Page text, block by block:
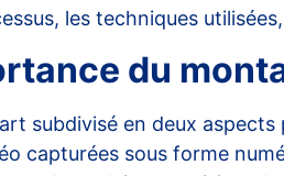
les techniques
du
subdivisé en deux aspects
capturées sous forme